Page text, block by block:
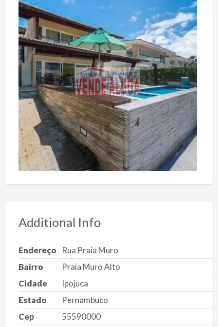
Additional Info
Endereço
Rua Praia Muro
Bairro
Praia Muro Alto
Cidade
Ipojuca
Estado
Pernambuco
Cep
55590000